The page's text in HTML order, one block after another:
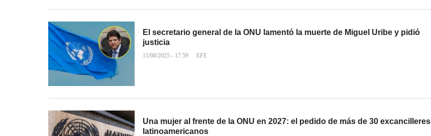
El secretario general de la ONU lamentó la muerte de Miguel Uribe y pidió
justicia
11/08/2025 - 17:59 EFE
Una mujer al frente de la ONU en 2027: el pedido de más de 30 excancilleres
latinoamericanos